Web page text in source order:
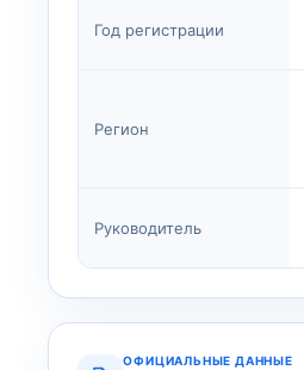
Год регистрации
Регион
Руководитель
ОФИЦИАЛЬНЫЕ ДАННЫЕ